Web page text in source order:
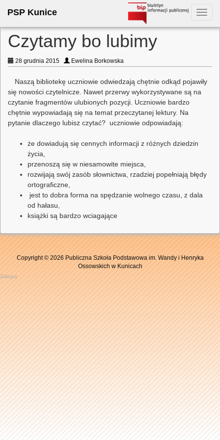
PSP Kunice
Czytamy bo lubimy
28 grudnia 2015 Ewelina Borkowska
Naszą bibliotekę uczniowie odwiedzają chętnie odkąd pojawiły
się nowości czytelnicze. Nawet przerwy wykorzystywane są na
czytanie fragmentów ulubionych pozycji. Uczniowie bardzo
chętnie wypowiadają się na temat przeczytanej lektury. Na
pytanie dlaczego lubisz czytać? uczniowie odpowiadają:
że dowiadują się cennych informacji z różnych dziedzin
życia,
przenoszą się w niesamowite miejsca,
rozwijają swój zasób słownictwa, rzadziej popełniają błędy
ortograficzne,
jest to dobra forma na spędzanie wolnego czasu, z dala
od hałasu,
książki są bardzo wciagające
Copyright © 2026 Publiczna Szkoła Podstawowa im. Wandy i Henryka
Ossowskich w Kunicach
Zaloguj